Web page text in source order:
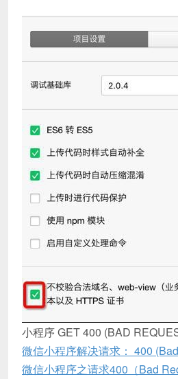
小程序 GET 400 (BAD
微信小程序解决请求： 400
微信小程序之请求400（Bad